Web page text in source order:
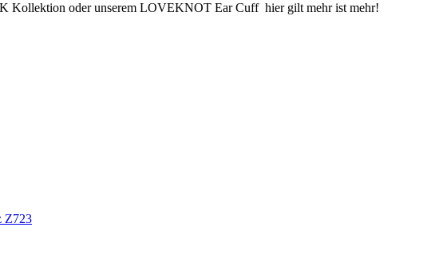
oder unserem LOVEKNOT Ear Cuff  hier gilt mehr ist mehr!